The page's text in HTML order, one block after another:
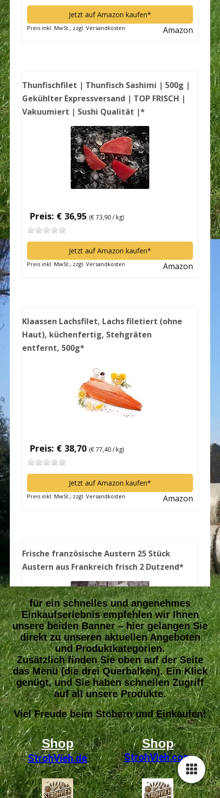
für ein schnelles und angenehmes
Einkaufserlebnis empfehlen wir Ihnen
unsere beiden Banner – hier gelangen Sie
direkt zu unseren aktuellen Angeboten
und Produktkategorien.
Zusätzlich finden Sie oben auf der Seite
das Menü (die drei Querbalken). Ein Klick
genügt, und Sie haben schnellen Zugriff
auf all unsere Produkte.
Viel Freude beim Stöbern und Einkaufen!
Shop
StrohVieh.de
Shop
StrohVieh.com